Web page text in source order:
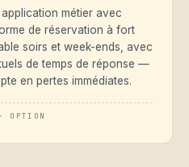
métier avec
de réservation à fort
soirs et week-ends, avec
de temps de réponse —
en pertes immédiates.
OPTION